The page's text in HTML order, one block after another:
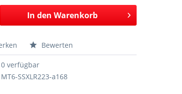
In den Warenkorb
Bewerten
0 verfügbar
MT6-SSXLR223-a168